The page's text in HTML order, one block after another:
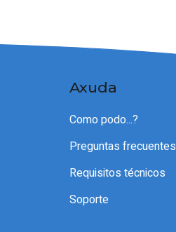
Axuda
Como podo...?
Preguntas frecuentes
Requisitos técnicos
Soporte